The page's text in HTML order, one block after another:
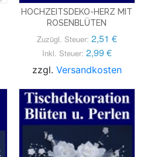
HOCHZEITSDEKO-HERZ MIT
ROSENBLÜTEN
Zuzügl. Steuer: 2,51 €
Inkl. Steuer: 2,99 €
zzgl. Versandkosten